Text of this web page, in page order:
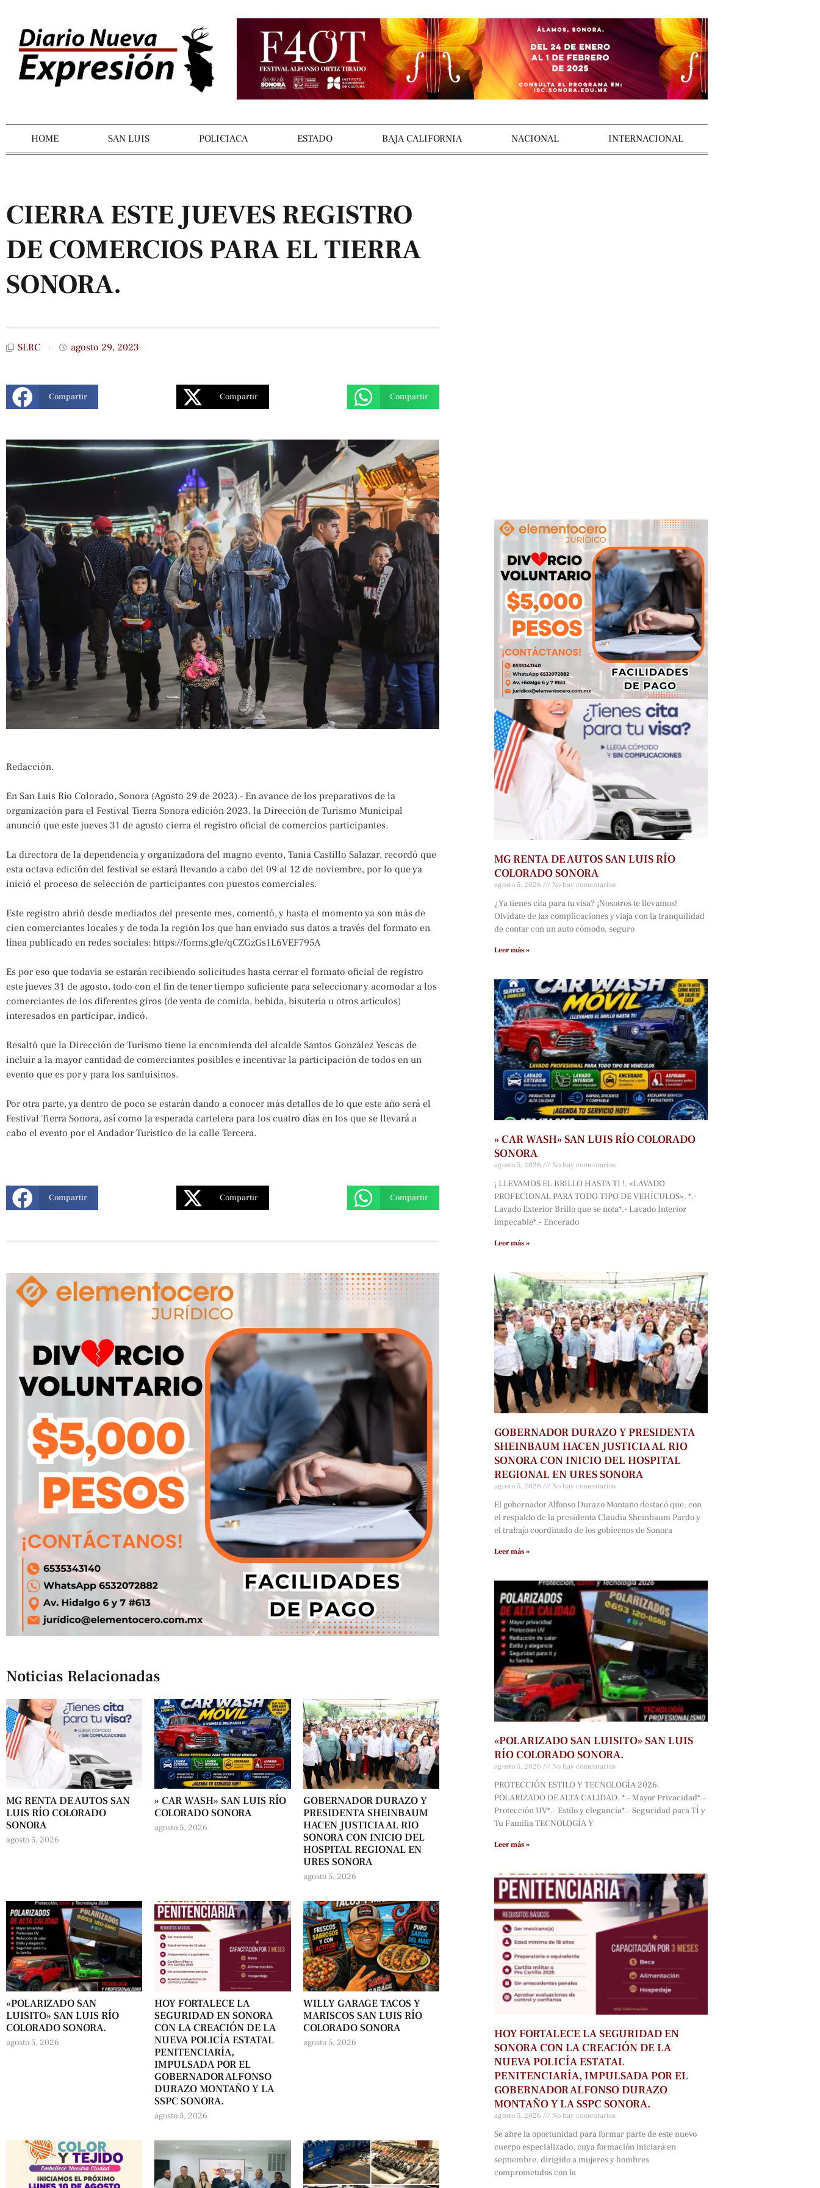
HOME SAN LUIS POLICIACA ESTADO BAJA CALIFORNIA NACIONAL INTERNACIONAL
CIERRA ESTE JUEVES REGISTRO
DE COMERCIOS PARA EL TIERRA
SONORA.
SLRC agosto 29, 2023
Compartir Compartir Compartir
Redacción.
En San Luis Río Colorado, Sonora (Agosto 29 de 2023).- En avance de los preparativos de la
organización para el Festival Tierra Sonora edición 2023, la Dirección de Turismo Municipal
anunció que este jueves 31 de agosto cierra el registro oficial de comercios participantes.
La directora de la dependencia y organizadora del magno evento, Tania Castillo Salazar, recordó que
esta octava edición del festival se estará llevando a cabo del 09 al 12 de noviembre, por lo que ya
inició el proceso de selección de participantes con puestos comerciales.
Este registro abrió desde mediados del presente mes, comentó, y hasta el momento ya son más de
cien comerciantes locales y de toda la región los que han enviado sus datos a través del formato en
línea publicado en redes sociales: https://forms.gle/qCZGzGs1L6VEF795A
Es por eso que todavía se estarán recibiendo solicitudes hasta cerrar el formato oficial de registro
este jueves 31 de agosto, todo con el fin de tener tiempo suficiente para seleccionar y acomodar a los
comerciantes de los diferentes giros (de venta de comida, bebida, bisutería u otros artículos)
interesados en participar, indicó.
Resaltó que la Dirección de Turismo tiene la encomienda del alcalde Santos González Yescas de
incluir a la mayor cantidad de comerciantes posibles e incentivar la participación de todos en un
evento que es por y para los sanluisinos.
Por otra parte, ya dentro de poco se estarán dando a conocer más detalles de lo que este año será el
Festival Tierra Sonora, así como la esperada cartelera para los cuatro días en los que se llevará a
cabo el evento por el Andador Turístico de la calle Tercera.
Compartir Compartir Compartir
Noticias Relacionadas
MG RENTA DE AUTOS SAN
LUIS RÍO COLORADO
SONORA
agosto 5, 2026
» CAR WASH» SAN LUIS RÍO
COLORADO SONORA
agosto 5, 2026
GOBERNADOR DURAZO Y
PRESIDENTA SHEINBAUM
HACEN JUSTICIA AL RIO
SONORA CON INICIO DEL
HOSPITAL REGIONAL EN
URES SONORA
agosto 5, 2026
«POLARIZADO SAN
LUISITO» SAN LUIS RÍO
COLORADO SONORA.
agosto 5, 2026
HOY FORTALECE LA
SEGURIDAD EN SONORA
CON LA CREACIÓN DE LA
NUEVA POLICÍA ESTATAL
PENITENCIARÍA,
IMPULSADA POR EL
GOBERNADOR ALFONSO
DURAZO MONTAÑO Y LA
SSPC SONORA.
agosto 5, 2026
WILLY GARAGE TACOS Y
MARISCOS SAN LUIS RÍO
COLORADO SONORA
agosto 5, 2026
MG RENTA DE AUTOS SAN LUIS RÍO
COLORADO SONORA
agosto 5, 2026 No hay comentarios
¿Ya tienes cita para tu visa? ¡Nosotros te llevamos!
Olvídate de las complicaciones y viaja con la tranquilidad
de contar con un auto cómodo, seguro
Leer más »
» CAR WASH» SAN LUIS RÍO COLORADO
SONORA
agosto 5, 2026 No hay comentarios
¡ LLEVAMOS EL BRILLO HASTA TI !. «LAVADO
PROFECIONAL PARA TODO TIPO DE VEHÍCULOS». *.-
Lavado Exterior Brillo que se nota*.- Lavado Interior
impecable*.- Encerado
Leer más »
GOBERNADOR DURAZO Y PRESIDENTA
SHEINBAUM HACEN JUSTICIA AL RIO
SONORA CON INICIO DEL HOSPITAL
REGIONAL EN URES SONORA
agosto 5, 2026 No hay comentarios
El gobernador Alfonso Durazo Montaño destacó que, con
el respaldo de la presidenta Claudia Sheinbaum Pardo y
el trabajo coordinado de los gobiernos de Sonora
Leer más »
«POLARIZADO SAN LUISITO» SAN LUIS
RÍO COLORADO SONORA.
agosto 5, 2026 No hay comentarios
PROTECCIÓN ESTILO Y TECNOLOGÍA 2026.
POLARIZADO DE ALTA CALIDAD. *.- Mayor Privacidad*.-
Protección UV*.- Estilo y elegancia*.- Seguridad para TÍ y
Tu Familia TECNOLOGÍA Y
Leer más »
HOY FORTALECE LA SEGURIDAD EN
SONORA CON LA CREACIÓN DE LA
NUEVA POLICÍA ESTATAL
PENITENCIARÍA, IMPULSADA POR EL
GOBERNADOR ALFONSO DURAZO
MONTAÑO Y LA SSPC SONORA.
agosto 5, 2026 No hay comentarios
Se abre la oportunidad para formar parte de este nuevo
cuerpo especializado, cuya formación iniciará en
septiembre, dirigido a mujeres y hombres
comprometidos con la